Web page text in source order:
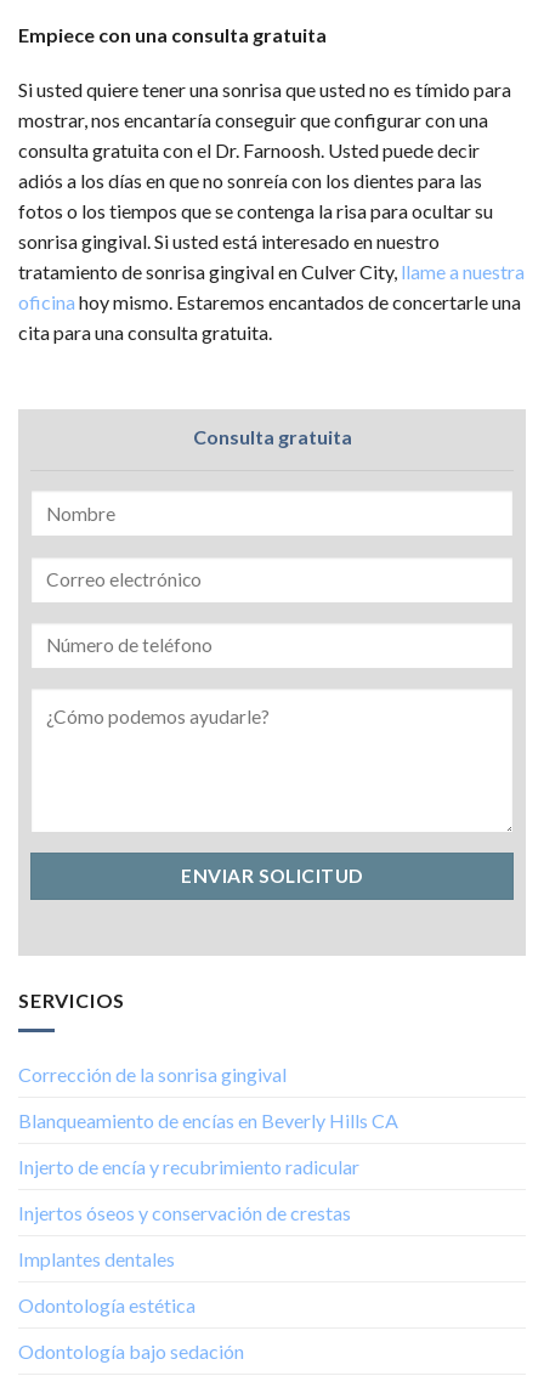
Empiece con una consulta gratuita
Si usted quiere tener una sonrisa que usted no es tímido para
mostrar, nos encantaría conseguir que configurar con una
consulta gratuita con el Dr. Farnoosh. Usted puede decir
adiós a los días en que no sonreía con los dientes para las
fotos o los tiempos que se contenga la risa para ocultar su
sonrisa gingival. Si usted está interesado en nuestro
tratamiento de sonrisa gingival en Culver City, llame a nuestra
oficina hoy mismo. Estaremos encantados de concertarle una
cita para una consulta gratuita.
Consulta gratuita
SERVICIOS
Corrección de la sonrisa gingival
Blanqueamiento de encías en Beverly Hills CA
Injerto de encía y recubrimiento radicular
Injertos óseos y conservación de crestas
Implantes dentales
Odontología estética
Odontología bajo sedación